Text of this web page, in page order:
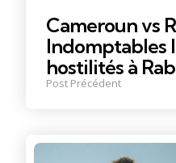
Cameroun vs
Indomptables
hostilités à
Post Précédent